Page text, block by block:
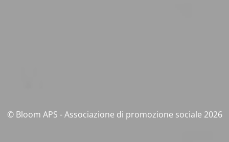
© Bloom APS - Associazione di promozione sociale 2026